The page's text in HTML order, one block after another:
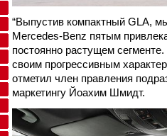
“Выпустив компактный GLA,
Mercedes-Benz пятым
постоянно растущем
своим прогрессивным
отметил член правления
маркетингу Йоахим Шмидт.